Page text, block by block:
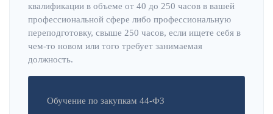
квалификации в объеме от 40 до 250 часов в вашей
профессиональной сфере либо профессиональную
переподготовку, свыше 250 часов, если ищете себя в
чем-то новом или того требует занимаемая
должность.
Обучение по закупкам 44-ФЗ